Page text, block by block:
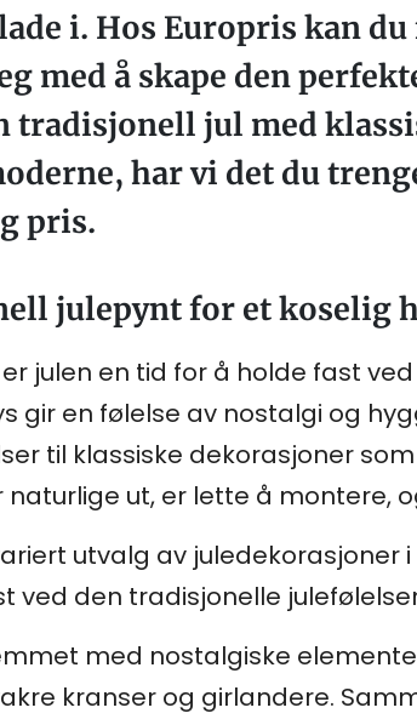
i. Hos Europris kan
med å skape den
tradisjonell jul med
har vi det du
pris.
julepynt for et koselig
julen en tid for å holde fast
gir en følelse av nostalgi og
til klassiske dekorasjoner
ut, er lette å montere,
utvalg av
ved den tradisjonelle
med nostalgiske
kranser og girlandere.